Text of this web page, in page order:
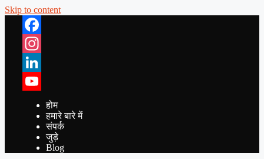
Skip to content
Facebook
Instagram
LinkedIn
YouTube
होम
हमारे बारे में
संपर्क
जुड़े
Blog